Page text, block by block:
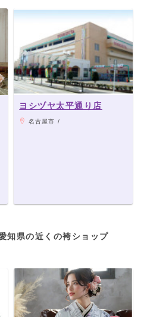
ヨシヅヤ太平通り店
名古屋市 /
知県の近くの袴ショップ